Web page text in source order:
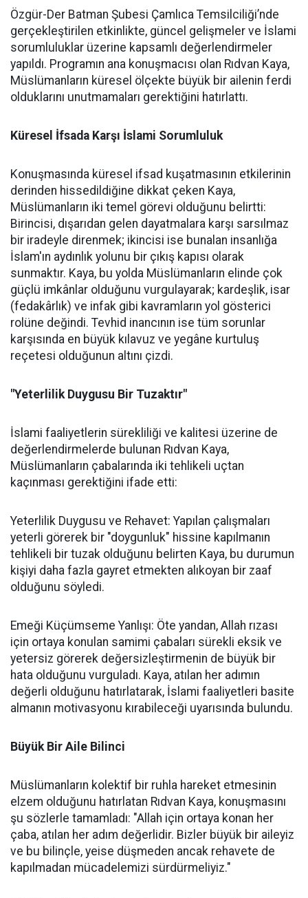
Özgür-Der Batman Şubesi Çamlıca Temsilciliği’nde
gerçekleştirilen etkinlikte, güncel gelişmeler ve İslami
sorumluluklar üzerine kapsamlı değerlendirmeler
yapıldı. Programın ana konuşmacısı olan Rıdvan Kaya,
Müslümanların küresel ölçekte büyük bir ailenin ferdi
olduklarını unutmamaları gerektiğini hatırlattı.
Küresel İfsada Karşı İslami Sorumluluk
Konuşmasında küresel ifsad kuşatmasının etkilerinin
derinden hissedildiğine dikkat çeken Kaya,
Müslümanların iki temel görevi olduğunu belirtti:
Birincisi, dışarıdan gelen dayatmalara karşı sarsılmaz
bir iradeyle direnmek; ikincisi ise bunalan insanlığa
İslam'ın aydınlık yolunu bir çıkış kapısı olarak
sunmaktır. Kaya, bu yolda Müslümanların elinde çok
güçlü imkânlar olduğunu vurgulayarak; kardeşlik, isar
(fedakârlık) ve infak gibi kavramların yol gösterici
rolüne değindi. Tevhid inancının ise tüm sorunlar
karşısında en büyük kılavuz ve yegâne kurtuluş
reçetesi olduğunun altını çizdi.
"Yeterlilik Duygusu Bir Tuzaktır"
İslami faaliyetlerin sürekliliği ve kalitesi üzerine de
değerlendirmelerde bulunan Rıdvan Kaya,
Müslümanların çabalarında iki tehlikeli uçtan
kaçınması gerektiğini ifade etti:
Yeterlilik Duygusu ve Rehavet: Yapılan çalışmaları
yeterli görerek bir "doygunluk" hissine kapılmanın
tehlikeli bir tuzak olduğunu belirten Kaya, bu durumun
kişiyi daha fazla gayret etmekten alıkoyan bir zaaf
olduğunu söyledi.
Emeği Küçümseme Yanlışı: Öte yandan, Allah rızası
için ortaya konulan samimi çabaları sürekli eksik ve
yetersiz görerek değersizleştirmenin de büyük bir
hata olduğunu vurguladı. Kaya, atılan her adımın
değerli olduğunu hatırlatarak, İslami faaliyetleri basite
almanın motivasyonu kırabileceği uyarısında bulundu.
Büyük Bir Aile Bilinci
Müslümanların kolektif bir ruhla hareket etmesinin
elzem olduğunu hatırlatan Rıdvan Kaya, konuşmasını
şu sözlerle tamamladı: "Allah için ortaya konan her
çaba, atılan her adım değerlidir. Bizler büyük bir aileyiz
ve bu bilinçle, yeise düşmeden ancak rehavete de
kapılmadan mücadelemizi sürdürmeliyiz."